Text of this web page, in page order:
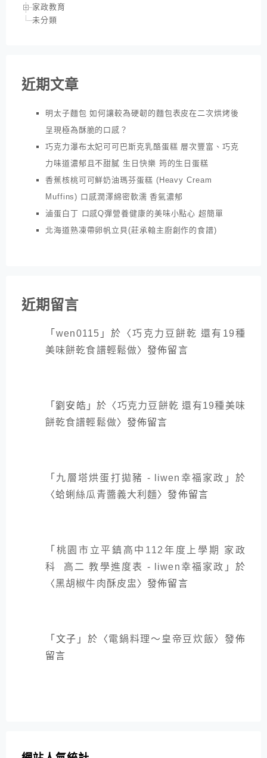
家政教育
未分類
近期文章
明太子麵包 如何讓較為硬韌的麵包表皮在二次烘烤後
呈現極為酥脆的口感？
巧克力瀑布太妃可可巴斯克乳酪蛋糕 層次豐富、巧克
力味道濃郁且不甜膩 生日快樂 筠的生日蛋糕
香蕉核桃可可鮮奶油瑪芬蛋糕 (Heavy Cream
Muffins) 口感潤澤綿密軟濡 香氣濃郁
滷蛋白丁 口感Q彈營養健康的美味小點心 超簡單
北海道熟凍帶卵帆立貝(莊承翰主廚創作的食譜)
近期留言
「wen0115 」於〈巧克力豆餅乾 還有19種
美味餅乾食譜輕鬆做〉發佈留言
「劉安皓 」於〈巧克力豆餅乾 還有19種美味
餅乾食譜輕鬆做〉發佈留言
「 九層塔烘蛋打拋豬 - liwen幸福家政 」於
〈蛤蜊絲瓜青醬義大利麵〉發佈留言
「 桃園市立平鎮高中112年度上學期 家政
科 高二 教學進度表 - liwen幸福家政 」於
〈黑胡椒牛肉酥皮盅 〉發佈留言
「 文子 」於〈電鍋料理～皇帝豆炊飯〉發佈
留言